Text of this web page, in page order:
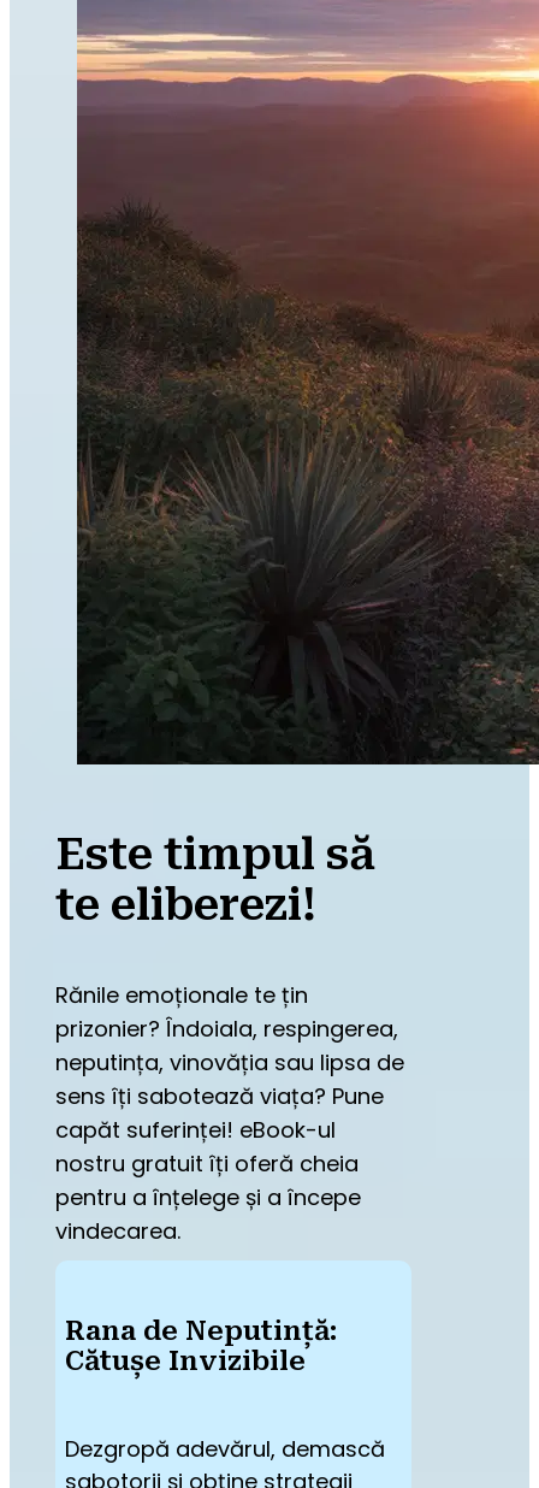
Este timpul să
te eliberezi!
Rănile emoționale te țin
prizonier? Îndoiala, respingerea,
neputința, vinovăția sau lipsa de
sens îți sabotează viața? Pune
capăt suferinței! eBook-ul
nostru gratuit îți oferă cheia
pentru a înțelege și a începe
vindecarea.
Rana de Neputință:
Cătușe Invizibile
Dezgropă adevărul, demască
sabotorii și obține strategii